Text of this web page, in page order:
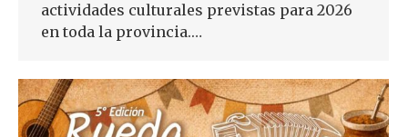
actividades culturales previstas para 2026
en toda la provincia.…